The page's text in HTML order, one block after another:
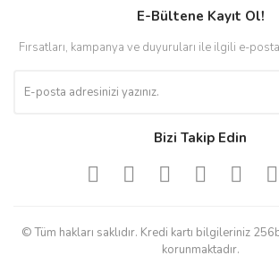
E-Bültene Kayıt Ol!
Fırsatları, kampanya ve duyuruları ile ilgili e-
Bizi Takip Edin
© Tüm hakları saklıdır. Kredi kartı bilgileriniz
korunmaktadır.